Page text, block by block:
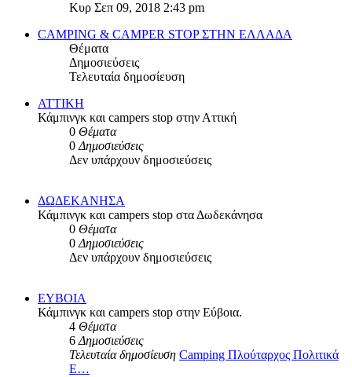
της
τελευταίας
δημοσίευσης
Κυρ Σεπ 09, 2018 2:43 pm
CAMPING & CAMPER STOP ΣΤΗN ΕΛΛΑΔΑ
Θέματα
Δημοσιεύσεις
Τελευταία δημοσίευση
ΑΤΤΙΚΗ
Κάμπινγκ και campers stop στην Αττική
0 Θέματα
0Δημοσιεύσεις
Δεν υπάρχουν δημοσιεύσεις
ΔΩΔΕΚΑΝΗΣΑ
Κάμπινγκ και campers stop στα Δωδεκάνησα
0 Θέματα
0Δημοσιεύσεις
Δεν υπάρχουν δημοσιεύσεις
ΕΥΒΟΙΑ
Κάμπινγκ και campers stop στην Εύβοια.
4 Θέματα
6Δημοσιεύσεις
Τελευταία δημοσίευση Camping Πλούταρχος Πολιτικά
Ε…